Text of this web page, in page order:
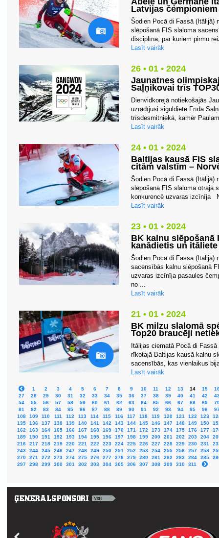
Latvijas
Šodien Pocā di Fassā (Itālijā)
slēpošanā FIS slaloma
disciplīnā, par kuriem pirmo
Lasīt vairāk
26 • 01 • 2024
Jaunatnes
Saļņikovai trīs
Dienvidkorejā notiekošajās
uzrādījusi siguldiete Frīda
trīsdesmitniekā, kamēr
Lasīt vairāk
24 • 01 • 2024
Baltijas kausā FIS
citām valstīm –
Šodien Pocā di Fassā (Itālijā)
slēpošanā FIS slaloma otrajā
konkurencē uzvaras izcīnīja
Lasīt vairāk
23 • 01 • 2024
BK kalnu slēpošanā
kanādietis un
Šodien Pocā di Fassā (Itālijā)
sacensībās kalnu slēpošanā
uzvaras izcīnīja pasaules
no ...
Lasīt vairāk
21 • 01 • 2024
BK milzu slalomā
Top20 braucēji
Itālijas ciematā Pocā di
rīkotajā Baltijas kausā kalnu
sacensībās, kas vienlaikus
Lasīt vairāk
1 2 3 4 5 6 7 8 9 10 11 12 13 14 15
27
28 29 30 31 32 33 34 35 36 37 38 39 40 41 42
54
55 56 57 58 59 60 61 62 63 64 65 66 67 68 69
81
82 83 84 85 86 87 88 89 90 91 92 93 94 95 96
108
109 110 111 112 113 114 115 116 117 118 119 120 121 122 123
135
136 137 138 139 140 141 142 143 144 145 146 147 148 149 150
162
163 164 165 166 167 168 169 170 171 172 173 174 175 176 177
189
190 191 192 193 194 195 196 197 198 199 200 201 202 203 204
216
217 218 219 220 221 222 223 224 225 226 227 228 229 230 231
243
244 245 246 247 248 249 250 251 252 253 254 255 256 257 258
270
271 272 273 274 275 276 277 278 279 280 281 282 283 284 285
297
298 299 300 301 302 303 304 305 306 307 308 309 310 311